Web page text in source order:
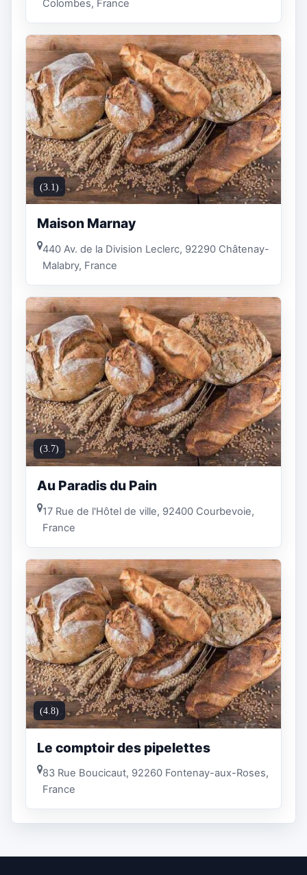
Colombes, France
(3.1)
Maison Marnay
440 Av. de la Division Leclerc, 92290 Châtenay-
Malabry, France
(3.7)
Au Paradis du Pain
17 Rue de l'Hôtel de ville, 92400 Courbevoie,
France
(4.8)
Le comptoir des pipelettes
83 Rue Boucicaut, 92260 Fontenay-aux-Roses,
France